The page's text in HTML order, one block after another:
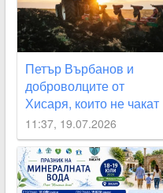
Петър Върбанов и
доброволците от
Хисаря, които не чакат
институциите, а
действат
11:37, 19.07.2026